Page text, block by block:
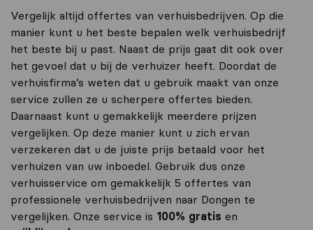
Vergelijk altijd offertes van verhuisbedrijven. Op die
manier kunt u het beste bepalen welk verhuisbedrijf
het beste bij u past. Naast de prijs gaat dit ook over
het gevoel dat u bij de verhuizer heeft. Doordat de
verhuisfirma’s weten dat u gebruik maakt van onze
service zullen ze u scherpere offertes bieden.
Daarnaast kunt u gemakkelijk meerdere prijzen
vergelijken. Op deze manier kunt u zich ervan
verzekeren dat u de juiste prijs betaald voor het
verhuizen van uw inboedel. Gebruik dus onze
verhuisservice om gemakkelijk 5 offertes van
professionele verhuisbedrijven naar Dongen te
vergelijken. Onze service is 100% gratis en